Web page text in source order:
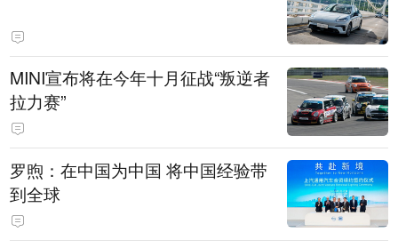
MINI宣布将在今年十月征战“叛逆者
拉力赛”
罗煦：在中国为中国 将中国经验带
到全球